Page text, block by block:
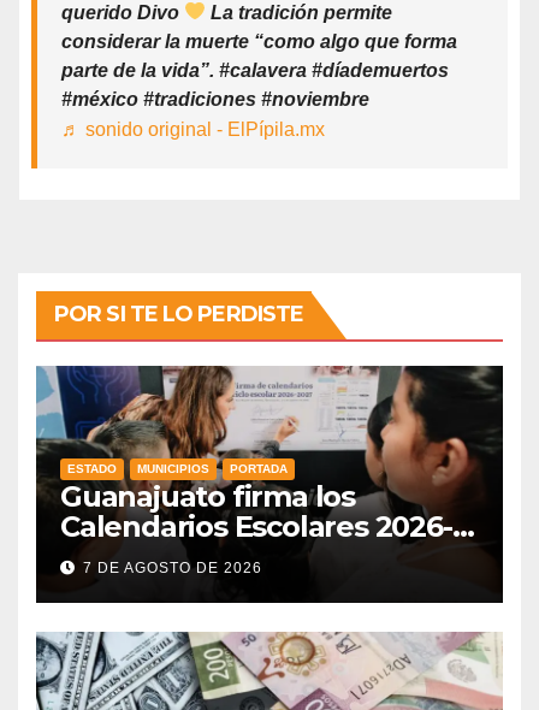
querido Divo
La tradición permite
considerar la muerte “como algo que forma
parte de la vida”. #calavera #díademuertos
#méxico #tradiciones #noviembre
♬ sonido original - ElPípila.mx
POR SI TE LO PERDISTE
ESTADO MUNICIPIOS PORTADA
Guanajuato firma los
Calendarios Escolares 2026-
2027: iniciarán el 31 de agosto
de 2026 y concluirán el 8 de
7 DE AGOSTO DE 2026